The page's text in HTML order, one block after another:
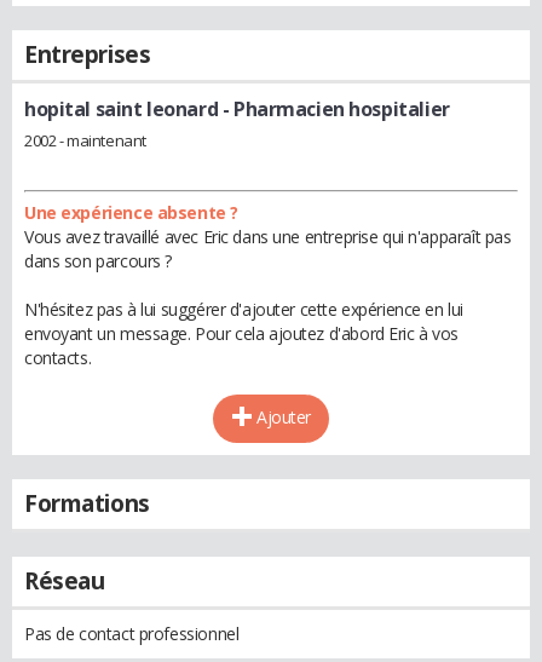
Entreprises
hopital saint leonard - Pharmacien hospitalier
2002 - maintenant
Une expérience absente ?
Vous avez travaillé avec Eric dans une entreprise qui n'apparaît pas
dans son parcours ?
N'hésitez pas à lui suggérer d'ajouter cette expérience en lui
envoyant un message. Pour cela ajoutez d'abord Eric à vos
contacts.
Ajouter
Formations
Réseau
Pas de contact professionnel